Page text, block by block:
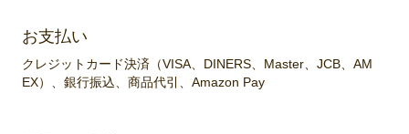
お支払い
クレジットカード決済（VISA、DINERS、Master、JCB、AM
EX）、銀行振込、商品代引、Amazon Pay